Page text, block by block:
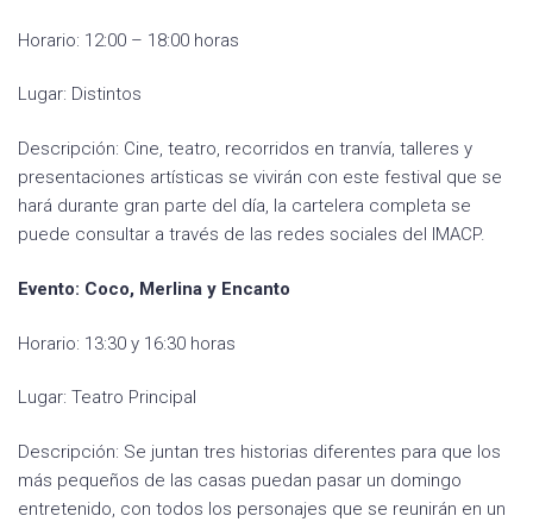
Horario: 12:00 – 18:00 horas
Lugar: Distintos
Descripción: Cine, teatro, recorridos en tranvía, talleres y
presentaciones artísticas se vivirán con este festival que se
hará durante gran parte del día, la cartelera completa se
puede consultar a través de las redes sociales del IMACP.
Evento: Coco, Merlina y Encanto
Horario: 13:30 y 16:30 horas
Lugar: Teatro Principal
Descripción: Se juntan tres historias diferentes para que los
más pequeños de las casas puedan pasar un domingo
entretenido, con todos los personajes que se reunirán en un